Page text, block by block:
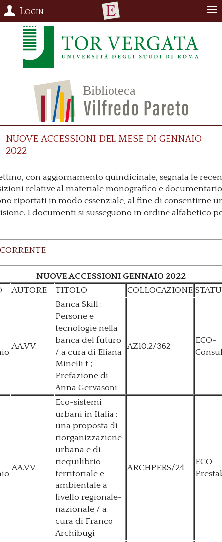
Login
nuove accessioni del mese di gennaio
2022
con aggiornamento quindicinale, segnala le
relative al materiale monografico e
riportati in modo essenziale, al fine di consentirne
I documenti si susseguono in ordine alfabetico
NUOVE ACCESSIONI GENNAIO 2022
AUTORE TITOLO COLLOCAZIONE
AA.VV.
Banca Skill :
Persone e
tecnologie nella
banca del futuro
/ a cura di Eliana
Minelli t ;
Prefazione di
Anna Gervasoni
AZ10.2/362
ECO-
AA.VV.
Eco-sistemi
urbani in Italia :
una proposta di
riorganizzazione
urbana e di
riequilibrio
territoriale e
ambientale a
livello regionale-
nazionale / a
cura di Franco
Archibugi
ARCHPERS/24
ECO-